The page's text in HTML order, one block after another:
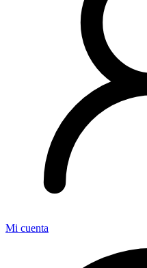
Mi cuenta